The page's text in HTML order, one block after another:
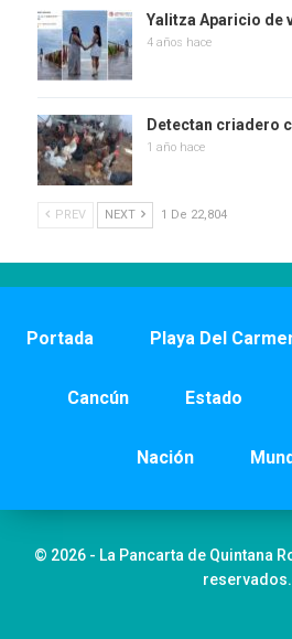
Yalitza Aparicio de
4 años hace
Detectan criadero
1 año hace
PREV NEXT 1 De 22,804
Portada Playa Del
Cancún Estado
Nación
© 2026 - La Pancarta de Quintana
reservados.